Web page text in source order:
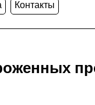
Контакты